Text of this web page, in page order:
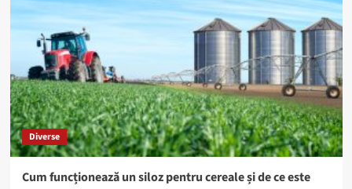
Diverse
Cum funcționează un siloz pentru cereale și de ce este